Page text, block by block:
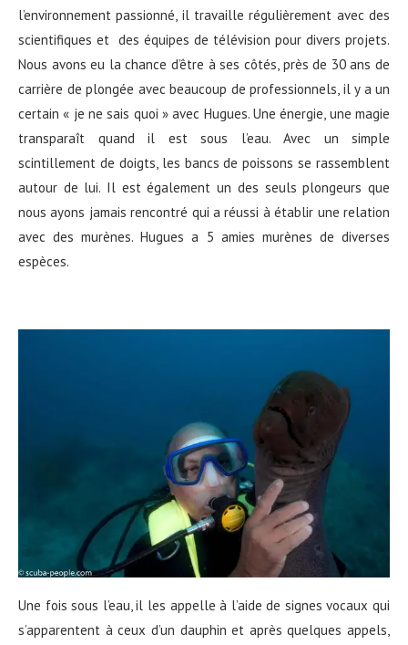
l’environnement passionné, il travaille régulièrement avec des
scientifiques et des équipes de télévision pour divers projets.
Nous avons eu la chance d’être à ses côtés, près de 30 ans de
carrière de plongée avec beaucoup de professionnels, il y a un
certain « je ne sais quoi » avec Hugues. Une énergie, une magie
transparaît quand il est sous l’eau. Avec un simple
scintillement de doigts, les bancs de poissons se rassemblent
autour de lui. Il est également un des seuls plongeurs que
nous ayons jamais rencontré qui a réussi à établir une relation
avec des murènes. Hugues a 5 amies murènes de diverses
espèces.
Une fois sous l’eau, il les appelle à l’aide de signes vocaux qui
s’apparentent à ceux d’un dauphin et après quelques appels,